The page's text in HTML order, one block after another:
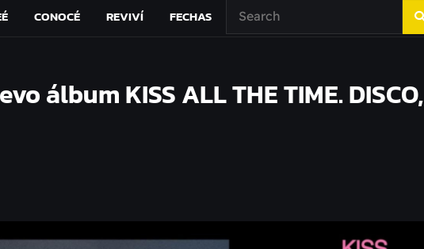
CONOCÉ REVIVÍ FECHAS
álbum KISS ALL THE TIME. DISCO,